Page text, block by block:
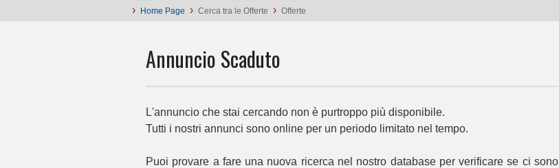
› Home Page › Cerca tra le Offerte › Offerte
Annuncio Scaduto
L'annuncio che stai cercando non è purtroppo più disponibile.
Tutti i nostri annunci sono online per un periodo limitato nel tempo.
Puoi provare a fare una nuova ricerca nel nostro database per verificare se ci sono